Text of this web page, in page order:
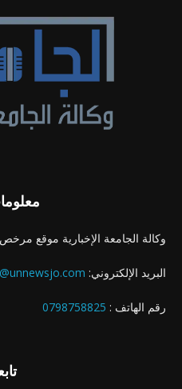
وكالة الجامعة الإخبارية موقع
البريد الإلكتروني:
رقم الهاتف : 0798758825